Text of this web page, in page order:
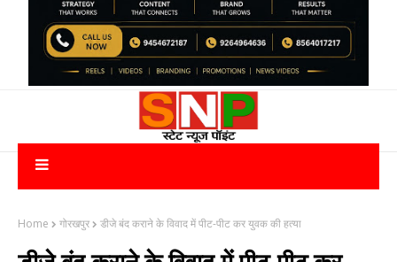
Home गोरखपुर डीजे बंद कराने के विवाद में पीट-पीट कर युवक की हत्या